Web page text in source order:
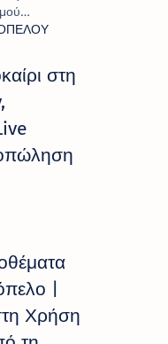
«
στη
|
Χρήση